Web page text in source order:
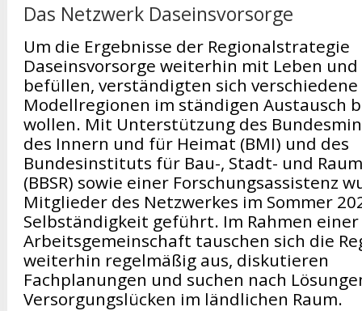
Das Netzwerk Daseinsvorsorge
Um die Ergebnisse der Regionalstrategie
Daseinsvorsorge weiterhin mit Leben und
befüllen, verständigten sich verschiedene
Modellregionen im ständigen Austausch
wollen. Mit Unterstützung des
des Innern und für Heimat (BMI) und des
Bundesinstituts für Bau-, Stadt- und
(BBSR) sowie einer Forschungsassistenz
Mitglieder des Netzwerkes im Sommer
Selbständigkeit geführt. Im Rahmen einer
Arbeitsgemeinschaft tauschen sich die
weiterhin regelmäßig aus, diskutieren
Fachplanungen und suchen nach
Versorgungslücken im ländlichen Raum.